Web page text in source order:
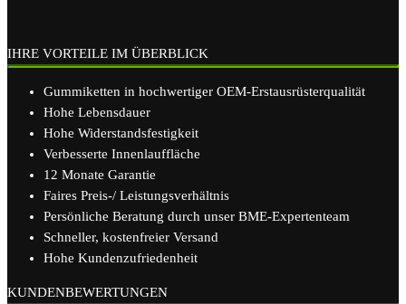
IHRE VORTEILE IM ÜBERBLICK
Gummiketten in hochwertiger OEM-Erstausrüsterqualität
Hohe Lebensdauer
Hohe Widerstandsfestigkeit
Verbesserte Innenlauffläche
12 Monate Garantie
Faires Preis-/ Leistungsverhältnis
Persönliche Beratung durch unser BME-Expertenteam
Schneller, kostenfreier Versand
Hohe Kundenzufriedenheit
KUNDENBEWERTUNGEN